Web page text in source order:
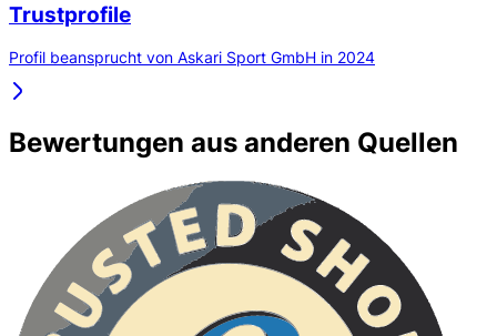
Trustprofile
Profil beansprucht von Askari Sport GmbH in 2024
Bewertungen aus anderen Quellen